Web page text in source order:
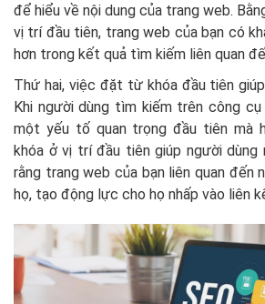
để hiểu về nội dung của trang web.
vị trí đầu tiên, trang web của bạn có
hơn trong kết quả tìm kiếm liên quan
Thứ hai, việc đặt từ khóa đầu tiên
Khi người dùng tìm kiếm trên công
một yếu tố quan trọng đầu tiên mà
khóa ở vị trí đầu tiên giúp người dùng
rằng trang web của bạn liên quan đến
họ, tạo động lực cho họ nhấp vào liên